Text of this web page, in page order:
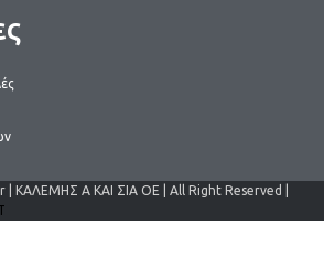
ΚΑΛΕΜΗΣ Α ΚΑΙ ΣΙΑ ΟΕ | All Right Reserved |